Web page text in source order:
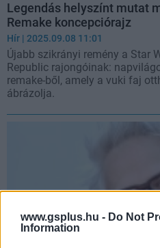
www.gsplus.hu - Do Not
Information
Legendás helyszínt mutat
Remake koncepciórajz
Hír | 2025.09.08 11:01
Újabb szikrányi remény a Star
Republic rajongóinak:
remake-ből, amely a vuki faj
ábrázolja.